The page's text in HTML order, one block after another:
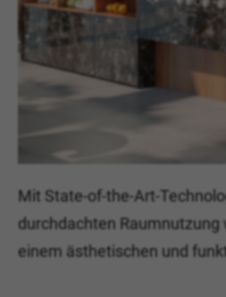
Mit State-of-the-Art-
durchdachten Raumnutzung
einem ästhetischen und